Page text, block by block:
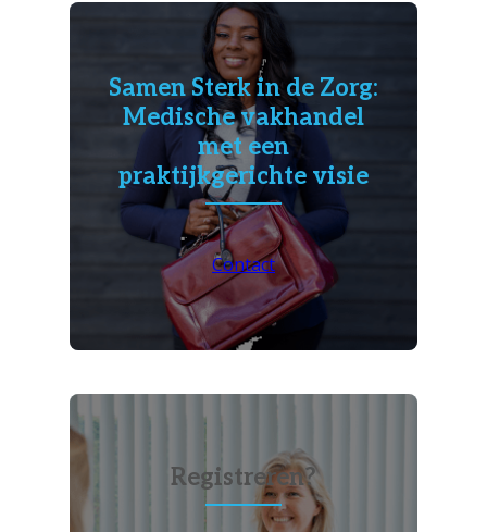
Samen Sterk in de Zorg:
Medische vakhandel
met een
praktijkgerichte visie
Contact
Registreren?